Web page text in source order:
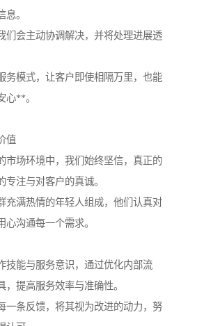
。
们会主动协调解决，并将处理进展透
务模式，让客户即使相隔万里，也能
心**。
值
市场环境中，我们始终坚信，真正的
专注与对客户的真诚。
充满热情的年轻人组成，他们认真对
心沟通每一个需求。
技能与服务意识，通过优化内部流
，提高服务效率与准确性。
一条反馈，将其视为改进的动力，努